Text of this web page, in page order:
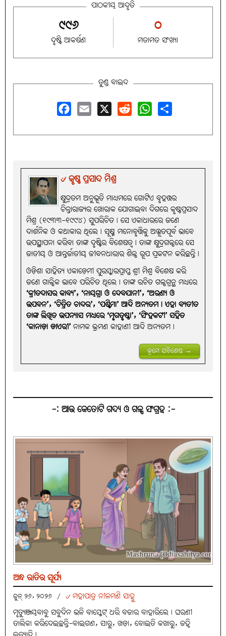
ପାଠକୀୟ ଆଦୃତି
୯୯୬
ଦୃଷ୍ଟି ଆକର୍ଷଣ
୦
ମତାମତ ସଂଖ୍ୟା
ତୁଣ୍ଡ ବାଇଦ
୰ କୃଷ୍ଣ ପ୍ରସାଦ ମିଶ୍ର
କ୍ଷୁଦ୍ରତମ ଅନୁଭୂତି ମାଧ୍ୟମରେ ଗୋଟିଏ ବୃହତ୍ତର
ଚିନ୍ତାରାଜ୍ୟର ଖୋରାକ ଯୋଗାଇବା ଦିଗରେ କୃଷ୍ଣପ୍ରସାଦ
ମିଶ୍ର (୧୯୩୩-୧୯୯୪) ସୁପରିଚିତ। ସେ ଏକାଧାରରେ ଜଣେ
ଦାର୍ଶନିକ ଓ କଥାକାର ଥିଲେ। ସୂକ୍ଷ୍ମ ମନୋବୃତ୍ତିକୁ ଅଦ୍ଭୂତପୂର୍ବ ଭାବେ
ଉପସ୍ଥାପନା କରିବା ତାଙ୍କ ଦୃଷ୍ଟିର ବିଶେଷତ୍ବ। ତାଙ୍କ କ୍ଷୁଦ୍ରଗଳ୍ପରେ ସେ
ଜାତୀୟ ଓ ଆନ୍ତର୍ଜାତୀୟ ଜୀବନଧାରାର ଶିଳ୍ପ ରୂପ ପ୍ରକଟନ କରିଛନ୍ତି।
ଓଡ଼ିଶା ସାହିତ୍ୟ ଏକାଡ଼େମୀ ପୁରସ୍କାରପ୍ରାପ୍ତ ଶ୍ରୀ ମିଶ୍ର ବିଶେଷ କରି
ଜଣେ ଗାଳ୍ପିକ ଭାବେ ପରିଚିତ ଥିଲେ। ତାଙ୍କ ରଚିତ ଗଳ୍ପଗ୍ରନ୍ଥ ମଧ୍ୟରେ
‘କ୍ରୀତଦାସର କାବ୍ୟ’, ‘ନାୟଗ୍ରା ଓ ଦେବଯାନୀ’, ‘ଅରଣ୍ୟ ଓ
ଉପବନ’, ‘ଚିତ୍ରିତ ଚାଦର’, ‘ପଶ୍ଚିମା’ ଆଦି ଅନ୍ୟତମ। ଏହା ବ୍ୟତୀତ
ତାଙ୍କ ଲିଖିତ ଉପନ୍ୟାସ ମଧ୍ୟରେ ‘ମୃଗତୃଷ୍ଣା’, ‘ସିଂହକଟୀ’ ସହିତ
‘କାନାଡ଼ା ଡାଏରୀ’ନାମକ ଭ୍ରମଣ କାହାଣୀ ଆଦି ଅନ୍ୟତମ।
କ୍ରମେ ସବିଶେଷ →
-: ଆଉ କେତୋଟି ଗଦ୍ୟ ଓ ଗଳ୍ପ ସଂଗ୍ରହ :-
ଅନ୍ଧ ରାତିର ସୂର୍ଯ୍ୟ
ଜୁନ୍ ୨୬, ୨୦୨୬ / ୰ ମହାପାତ୍ର ନୀଳମଣି ସାହୁ
ମୃତ୍ୟୁଞ୍ଜୟବାବୁ ସବୁଦିନ ଭଳି ବାସ୍କେଟ୍ ଧରି ବଜାର ବାହାରିଲେ। ଘରଣୀ
ତାଲିକା କରିଦେଇଛନ୍ତି-ବାଇଗଣ, ସାରୁ, ଖଡ଼ା, ବୋଇତି କଖାରୁ, ଜହ୍ନି